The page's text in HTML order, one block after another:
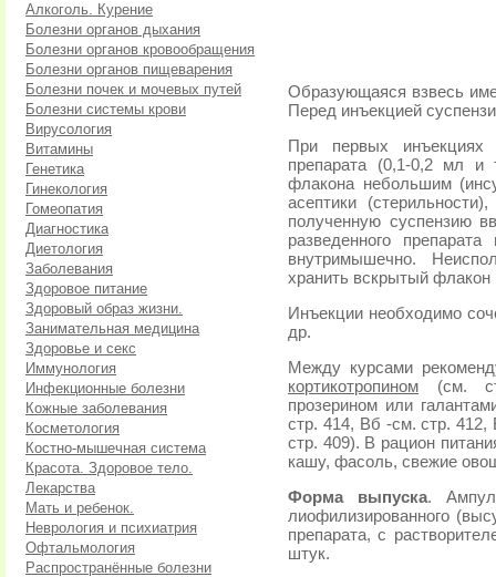
Алкоголь. Курение
Болезни органов дыхания
Болезни органов кровообращения
Болезни органов пищеварения
Болезни почек и мочевых путей
Болезни системы крови
Вирусология
Витамины
Генетика
Гинекология
Гомеопатия
Диагностика
Диетология
Заболевания
Здоровое питание
Здоровый образ жизни.
Занимательная медицина
Здоровье и секс
Иммунология
Инфекционные болезни
Кожные заболевания
Косметология
Костно-мышечная система
Красота. Здоровое тело.
Лекарства
Мать и ребенок.
Неврология и психиатрия
Офтальмология
Распространённые болезни
Образующаяся взвесь
Перед инъекцией
При первых
препарата (0,1-0,2 мл и
флакона небольшим
асептики
полученную суспензию
разведенного
внутримышечно.
хранить вскрытый флакон
Инъекции необходимо
др.
Между курсами
кортикотропином (см.
прозерином или
стр. 414, Вб -см. стр. 412,
стр. 409). В рацион
кашу, фасоль, свежие
Форма выпуска.
лиофилизированного
препарата, с
штук.